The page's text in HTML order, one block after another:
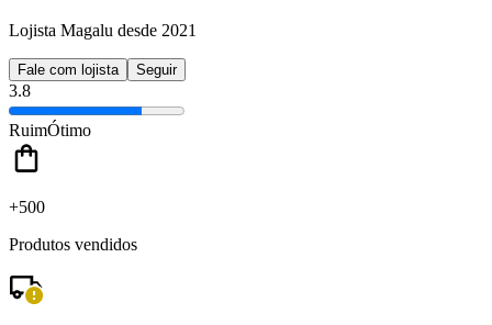
Lojista Magalu desde 2021
Fale com lojista Seguir
3.8
RuimÓtimo
+500
Produtos vendidos